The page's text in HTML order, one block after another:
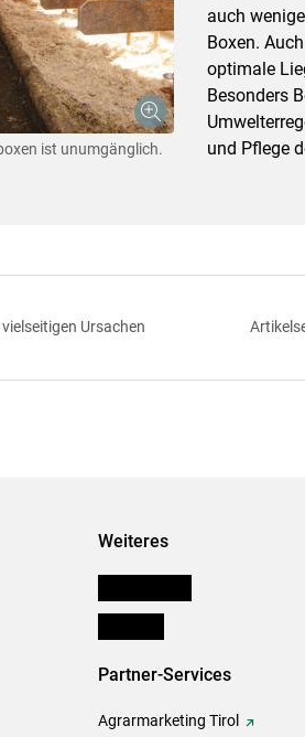
ist unumgänglich.
auch
Boxen.
optimale
Besonders
und Pflege
Ursachen
Weiteres
Partner-Services
Agrarmarketing Tirol